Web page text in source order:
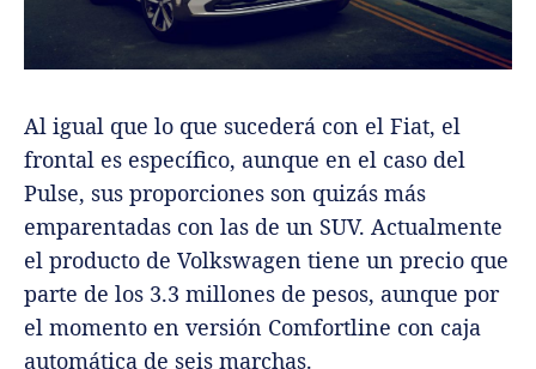
Al igual que lo que sucederá con el Fiat, el
frontal es específico, aunque en el caso del
Pulse, sus proporciones son quizás más
emparentadas con las de un SUV. Actualmente
el producto de Volkswagen tiene un precio que
parte de los 3.3 millones de pesos, aunque por
el momento en versión Comfortline con caja
automática de seis marchas.